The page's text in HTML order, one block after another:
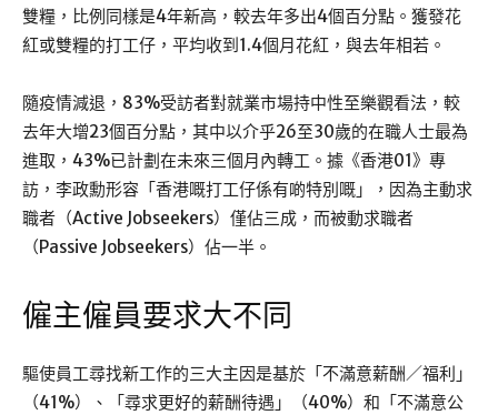
雙糧，比例同樣是4年新高，較去年多出4個百分點。獲發花
紅或雙糧的打工仔，平均收到1.4個月花紅，與去年相若。
隨疫情減退，83%受訪者對就業市場持中性至樂觀看法，較
去年大增23個百分點，其中以介乎26至30歲的在職人士最為
進取，43%已計劃在未來三個月內轉工。據《香港01》專
訪，李政勳形容「香港嘅打工仔係有啲特別嘅」，因為主動求
職者（Active Jobseekers）僅佔三成，而被動求職者
（Passive Jobseekers）佔一半。
僱主僱員要求大不同
驅使員工尋找新工作的三大主因是基於「不滿意薪酬／福利」
（41%）、「尋求更好的薪酬待遇」（40%）和「不滿意公